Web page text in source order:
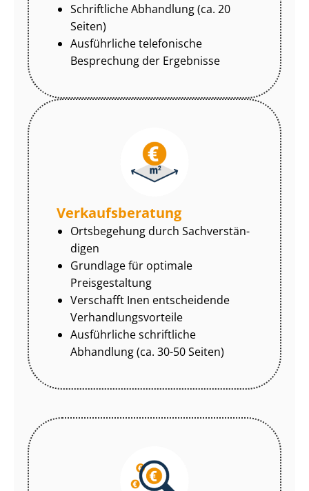
Schriftliche Abhandlung (ca. 20
Seiten)
Ausführliche telefonische
Besprechung der Ergebnisse
Ver­kaufs­be­ra­tung
Ortsbegehung durch Sach­ver­stän­
di­gen
Grundlage für optimale
Preisgestaltung
Verschafft Inen entscheidende
Ver­hand­lungs­vor­tei­le
Ausführliche schriftliche
Abhandlung (ca. 30-50 Seiten)